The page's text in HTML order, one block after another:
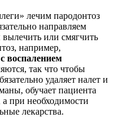
лечим пародонтоз
направляем
или смягчить
например,
воспалением
так что чтобы
удаляет налет и
обучает пациента
при необходимости
лекарства.